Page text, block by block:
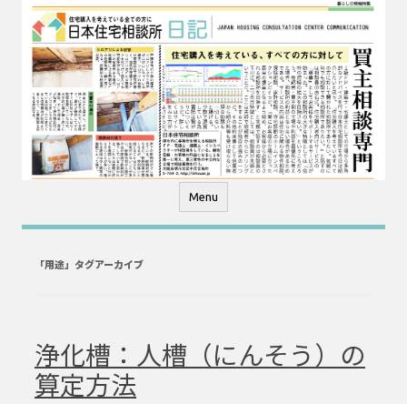
コ
テ
ン
ツ
へ
ス
キ
ッ
プ
Menu
「用途」タグアーカイブ
浄化槽：人槽（にんそう）の
算定方法